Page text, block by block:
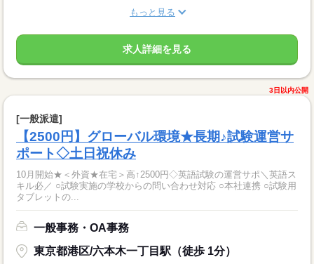
もっと見る
求人詳細を見る
3日以内公開
[一般派遣]
【2500円】グローバル環境★長期♪試験運営サ
ポート◇土日祝休み
10月開始★＜外資★在宅＞高↑2500円◇英語試験の運営サポ＼英語ス
キル必／ ○試験実施の学校からの問い合わせ対応 ○本社連携 ○試験用
タブレットの...
一般事務・OA事務
東京都港区/六本木一丁目駅（徒歩 1分）